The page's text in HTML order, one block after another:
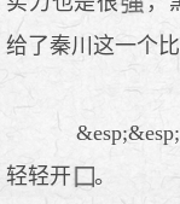
给了秦川这一个
轻轻开
。